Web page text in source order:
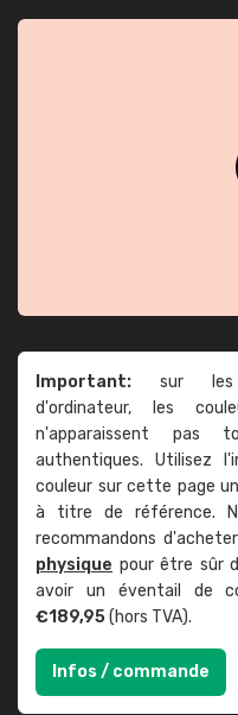
Important: sur les
d'ordinateur, les
n'apparaissent pas
authentiques. Utilisez
couleur sur cette page
à titre de référence.
recommandons d'acheter
physique pour être sûr
avoir un éventail de
€189,95(hors TVA).
Infos / commande